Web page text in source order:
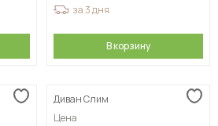
за 3 дня
В корзину
Диван Слим
Цена